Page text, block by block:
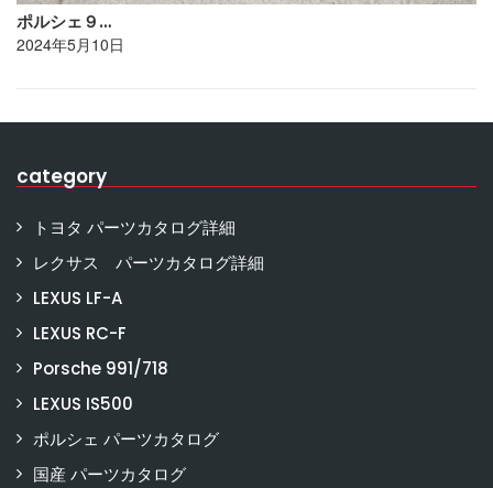
ポルシェ９…
2024年5月10日
category
トヨタ パーツカタログ詳細
レクサス パーツカタログ詳細
LEXUS LF-A
LEXUS RC-F
Porsche 991/718
LEXUS IS500
ポルシェ パーツカタログ
国産 パーツカタログ